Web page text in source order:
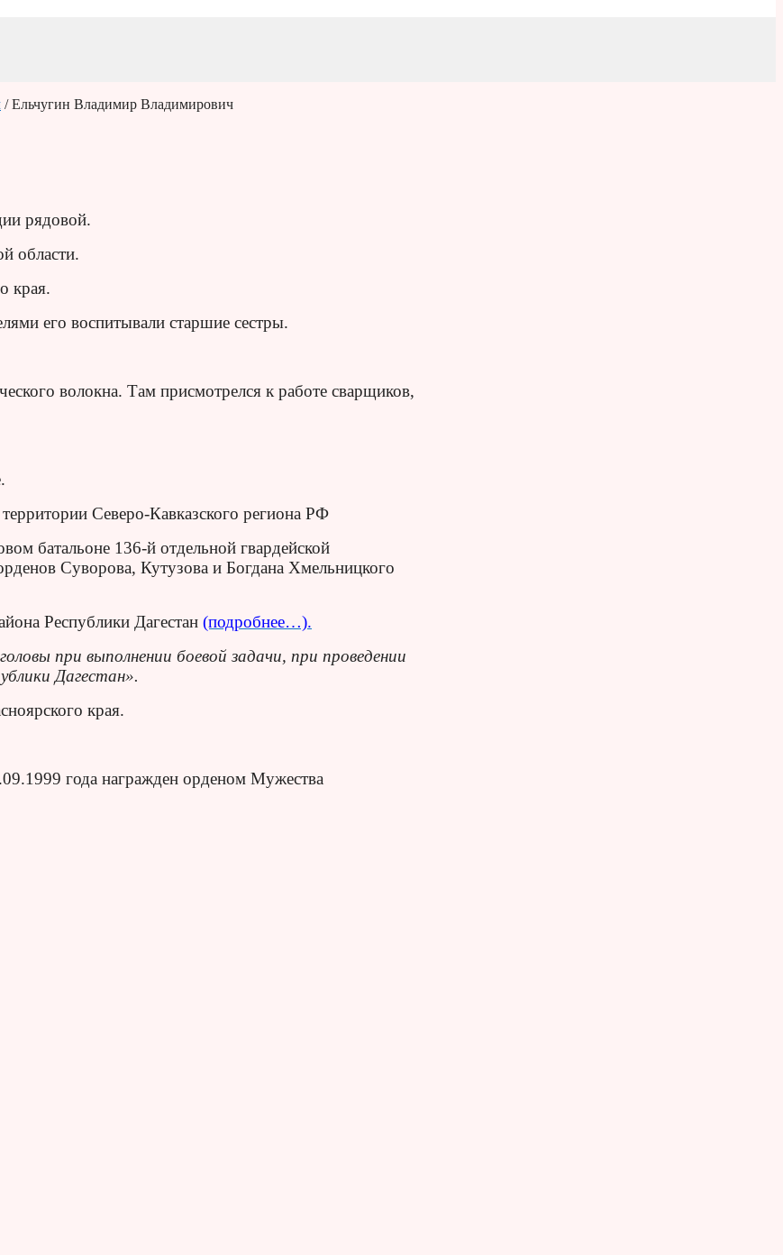
/ Ельчугин Владимир Владимирович
рядовой.
области.
края.
его воспитывали старшие сестры.
волокна. Там присмотрелся к работе сварщиков,
Северо-Кавказского региона РФ
батальоне 136-й отдельной гвардейской
Суворова, Кутузова и Богдана Хмельницкого
Республики Дагестан (подробнее…).
при выполнении боевой задачи, при проведении
Дагестан».
края.
года награжден орденом Мужества